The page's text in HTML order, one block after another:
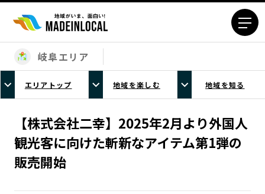
エリアから探す
北海道エリア
青森エリア
岩手エリア
宮城エリア
秋田エリア
山形エリア
福島エリア
茨城エリア
栃木エリア
埼玉エリア
千葉エリア
岐阜エリア
エリアトップ 地域を楽しむ 地域を知る
【株式会社二幸】2025年2月より外国人
観光客に向けた斬新なアイテム第1弾の
販売開始